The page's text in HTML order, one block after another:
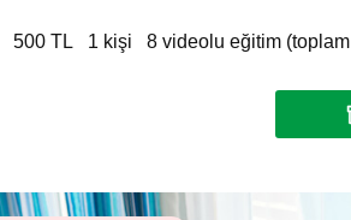
500 TL 1 kişi 8 videolu eğitim